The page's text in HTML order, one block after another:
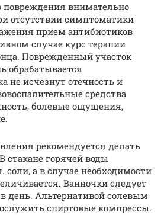
повреждения внимательно
отсутствии симптоматики
прием антибиотиков
случае курс терапии
Поврежденный участок
обрабатывается
не исчезнут отечность и
средства
болевые ощущения,
рекомендуется делать
стакане горячей воды
соли, а в случае необходимости
Ванночки следует
день. Альтернативой солевым
спиртовые компрессы.